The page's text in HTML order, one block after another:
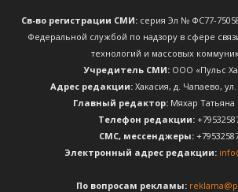
Св-во регистрации СМИ:серия Эл № ФС77-
Федеральной службой по надзору в сфере
технологий и массовых
Учредитель СМИ: ООО «Пульс
Адрес редакции:Хакасия, д. Чапаево, ул.
Главный редактор: Мяхар Татьяна
Телефон редакции:
CМС, мессенджеры:
Электронный адрес редакции:
По вопросам рекламы: